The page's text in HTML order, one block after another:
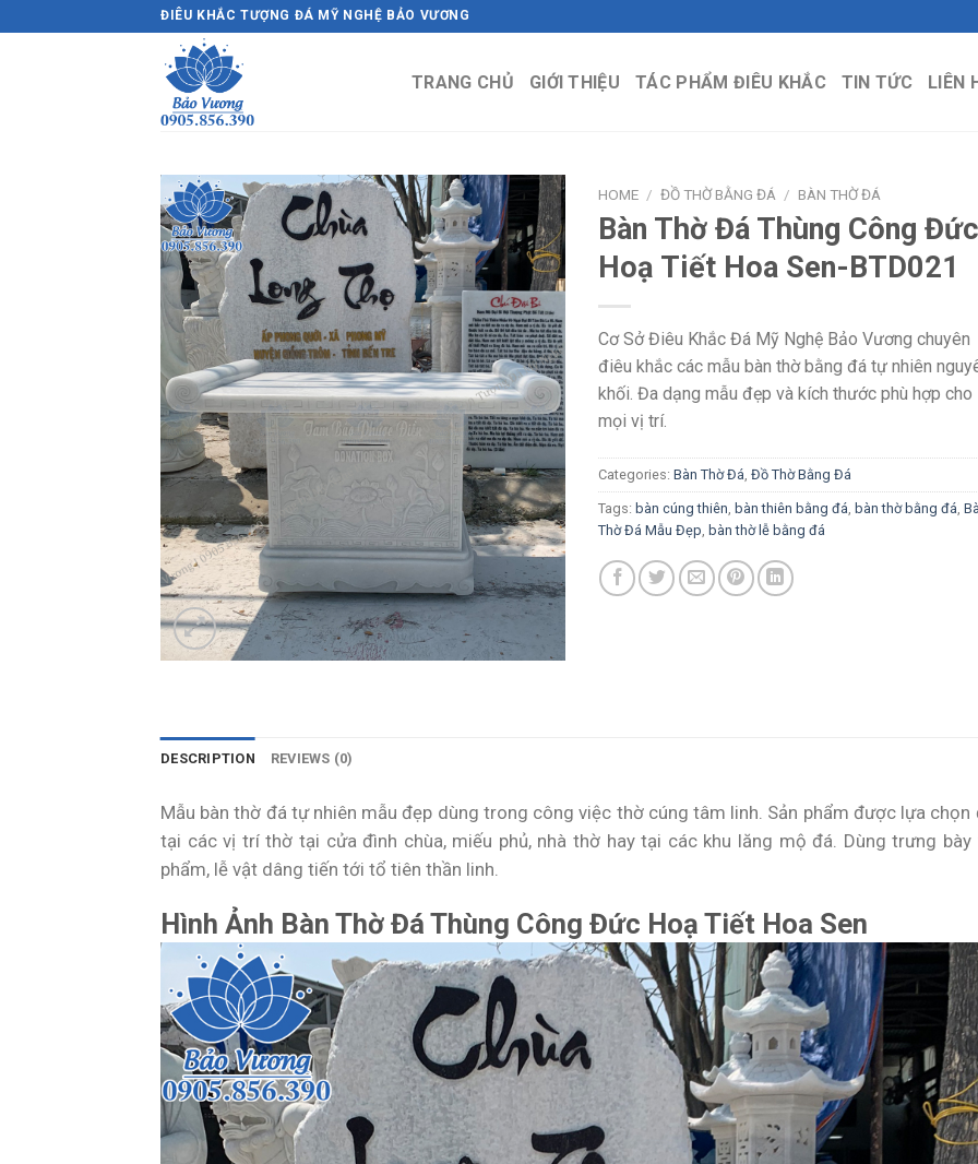
to
ĐIÊU KHẮC TƯỢNG ĐÁ MỸ NGHỆ BẢO VƯƠNG
TRANG CHỦ GIỚI THIỆU TÁC PHẨM ĐIÊU KHẮC TIN TỨC LIÊN
HOME / ĐỒ THỜ BẰNG ĐÁ / BÀN THỜ ĐÁ
Bàn Thờ Đá Thùng Công Đức
Hoạ Tiết Hoa Sen-BTD021
Cơ Sở Điêu Khắc Đá Mỹ Nghệ Bảo Vương chuyên
điêu khắc các mẫu bàn thờ bằng đá tự nhiên
khối. Đa dạng mẫu đẹp và kích thước phù hợp cho
mọi vị trí.
Categories: Bàn Thờ Đá Đồ Thờ Bằng Đá
Tags: bàn cúng thiên bàn thiên bằng đá bàn thờ bằng đá
Thờ Đá Mẫu Đẹp bàn thờ lễ bằng đá
DESCRIPTION REVIEWS (0)
Mẫu bàn thờ đá tự nhiên mẫu đẹp dùng trong công việc thờ cúng tâm linh. Sản phẩm được lựa chọn
tại các vị trí thờ tại cửa đình chùa, miếu phủ, nhà thờ hay tại các khu lăng mộ đá. Dùng trưng bày
phẩm, lễ vật dâng tiến tới tổ tiên thần linh.
Hình Ảnh Bàn Thờ Đá Thùng Công Đức Hoạ Tiết Hoa Sen